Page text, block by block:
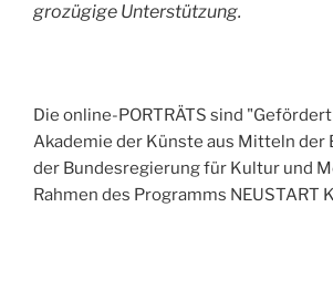
grozügige Unterstützung.
Die online-PORTRÄTS sind
Akademie der Künste aus Mitteln der
der Bundesregierung für Kultur und
Rahmen des Programms NEUSTART